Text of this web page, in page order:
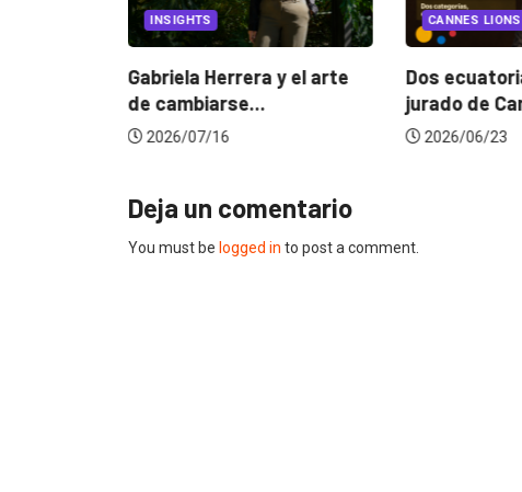
INSIGHTS
Gabriela Herrera y el arte
de cambiarse...
2026/07/16
CANNES
Dos
jurado de
2026/06/23
Deja un comentario
You must be logged in to post a comment.